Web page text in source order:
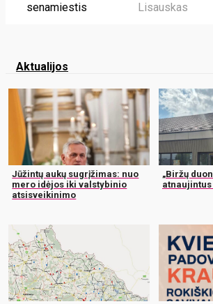
senamiestis
Lisauskas
Aktualijos
Jūžintų aukų sugrįžimas: nuo
mero idėjos iki valstybinio
atsisveikinimo
„Biržų